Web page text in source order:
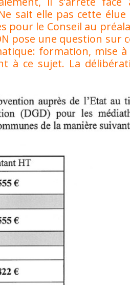
sait elle pas cette élue
le Conseil au
pose une question sur
formation, mise
à ce sujet. La